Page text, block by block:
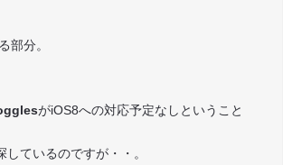
部分。
がiOS8への対応予定なしということ
ているのですが・・。